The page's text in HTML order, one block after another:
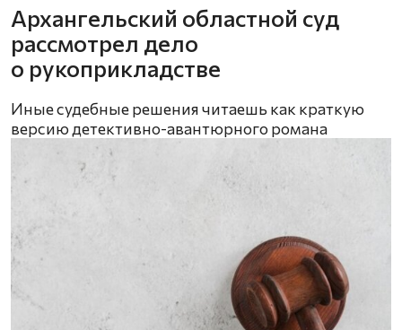
Архангельский областной суд
рассмотрел дело
о рукоприкладстве
Иные судебные решения читаешь как краткую
версию детективно-авантюрного романа